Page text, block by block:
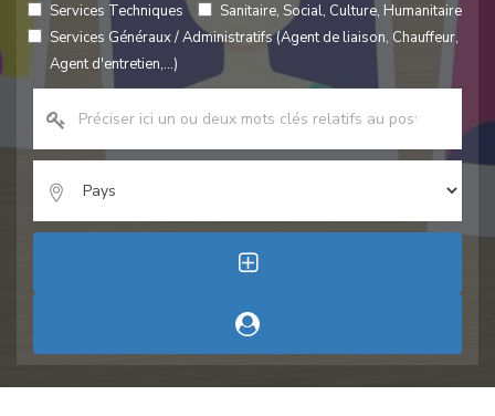
Services Techniques
Sanitaire, Social, Culture, Humanitaire
Services Généraux / Administratifs (Agent de liaison, Chauffeur,
Agent d'entretien,...)